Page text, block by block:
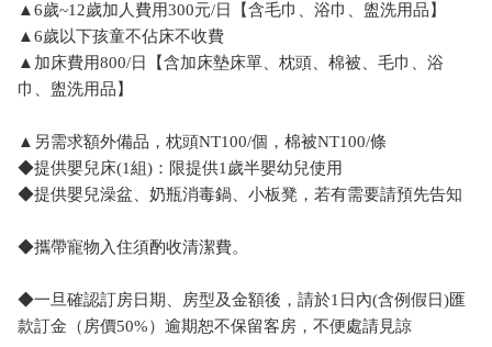
▲6歲~12歲加人費用300元/日【含毛巾、浴巾、盥洗用品】
▲6歲以下孩童不佔床不收費
▲加床費用800/日【含加床墊床單、枕頭、棉被、毛巾、浴
巾、盥洗用品】
▲另需求額外備品，枕頭NT100/個，棉被NT100/條
◆提供嬰兒床(1組)：限提供1歲半嬰幼兒使用
◆提供嬰兒澡盆、奶瓶消毒鍋、小板凳，若有需要請預先告知
◆攜帶寵物入住須酌收清潔費。
◆一旦確認訂房日期、房型及金額後，請於1日內(含例假日)匯
款訂金（房價50%）逾期恕不保留客房，不便處請見諒